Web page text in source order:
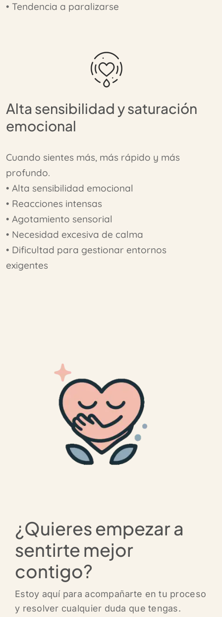
• Tendencia a paralizarse
Alta sensibilidad y saturación
emocional
Cuando sientes más, más rápido y más
profundo.
• Alta sensibilidad emocional
• Reacciones intensas
• Agotamiento sensorial
• Necesidad excesiva de calma
• Dificultad para gestionar entornos
exigentes
¿Quieres empezar a
sentirte mejor
contigo?
Estoy aquí para acompañarte en tu proceso
y resolver cualquier duda que tengas.